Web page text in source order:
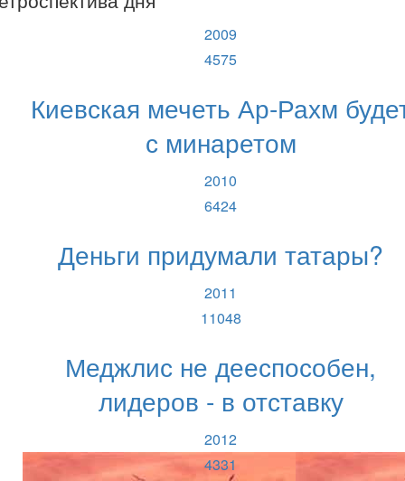
2009
4575
Киевская мечеть Ар-Рахм
с минаретом
2010
6424
Деньги придумали татары?
2011
11048
Меджлис не дееспособен,
лидеров - в отставку
2012
4331